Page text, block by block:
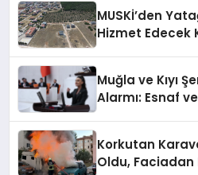
MUSKİ’den
Hizmet Edecek
Muğla ve Kıyı
Alarmı: Esnaf
Korkutan
Oldu, Faciadan